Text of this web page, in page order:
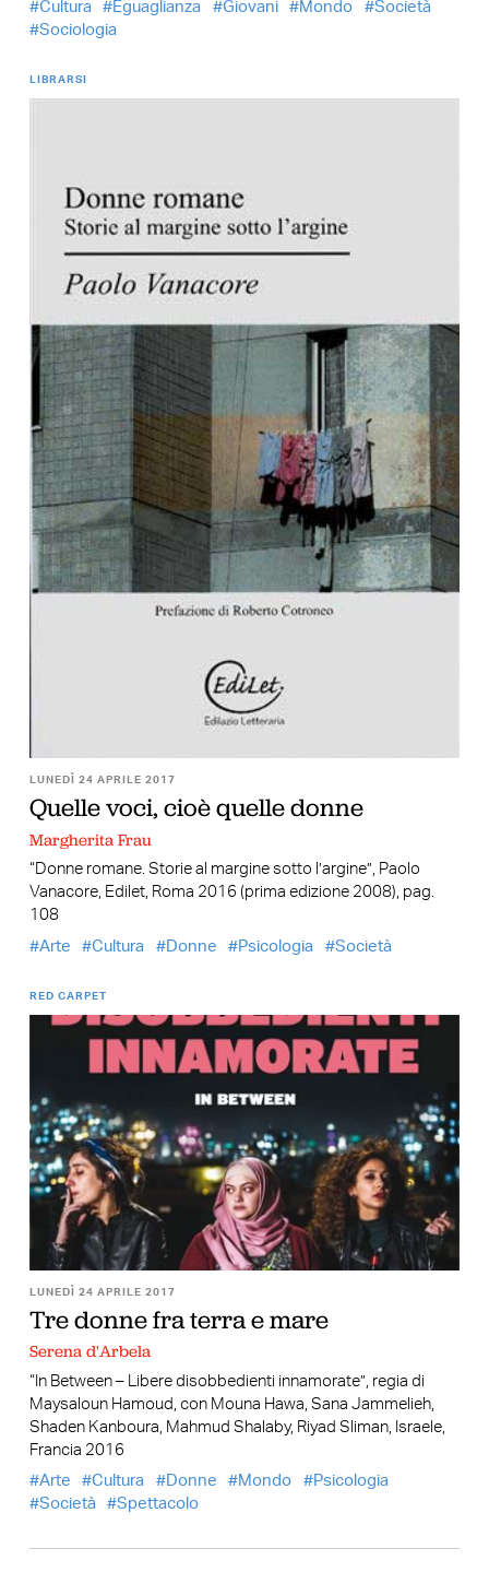
Cultura
Eguaglianza Giovani Mondo
Società
Sociologia
LIBRARSI
LUNEDÌ 24 APRILE 2017
Quelle voci, cioè quelle donne
Margherita Frau
“Donne romane. Storie al margine sotto l’argine”, Paolo
Vanacore, Edilet, Roma 2016 (prima edizione 2008), pag.
108
Arte
Cultura Donne Psicologia Società
RED CARPET
LUNEDÌ 24 APRILE 2017
Tre donne fra terra e mare
Serena d'Arbela
“In Between – Libere disobbedienti innamorate”, regia di
Maysaloun Hamoud, con Mouna Hawa, Sana Jammelieh,
Shaden Kanboura, Mahmud Shalaby, Riyad Sliman, Israele,
Francia 2016
Arte
Cultura Donne Mondo
Psicologia
Società
Spettacolo